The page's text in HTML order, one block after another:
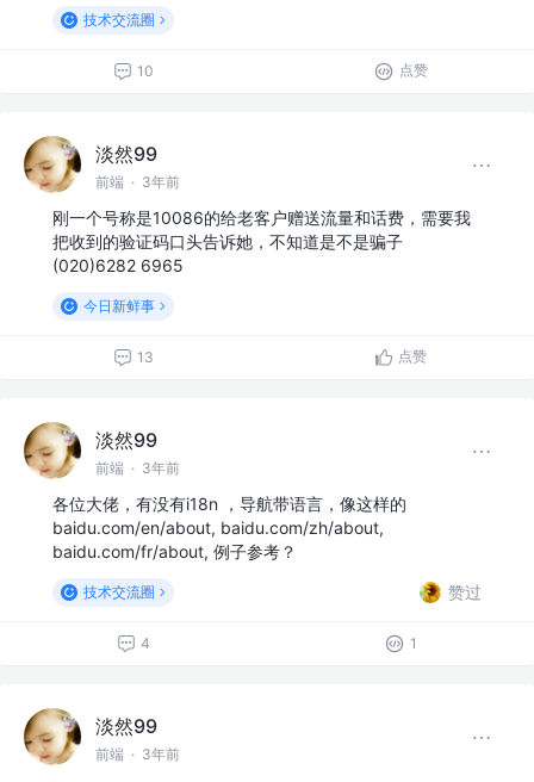
技术交流圈
10 点赞
淡然99
前端 · 3年前
刚一个号称是10086的给老客户赠送流量和话费，需要我
把收到的验证码口头告诉她，不知道是不是骗子
(020)6282 6965
今日新鲜事
13 点赞
淡然99
前端 · 3年前
各位大佬，有没有i18n ，导航带语言，像这样的
baidu.com/en/about, baidu.com/zh/about,
baidu.com/fr/about, 例子参考？
技术交流圈 赞过
4 1
淡然99
前端 · 3年前